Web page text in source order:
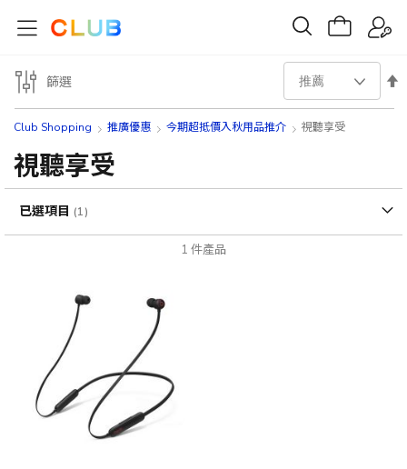
Club Shopping 推廣優惠 今期超抵價入秋用品推介 視聽享受
視聽享受
1 件產品
設
序
方
篩選
已選項目